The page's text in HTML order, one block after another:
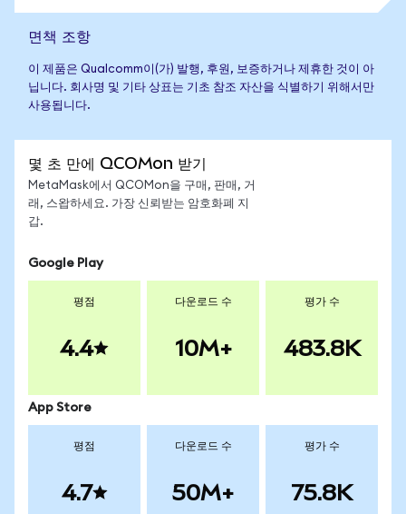
면책 조항
이 제품은 Qualcomm이(가) 발행, 후원, 보증하거나 제휴한 것이 아
닙니다. 회사명 및 기타 상표는 기초 참조 자산을 식별하기 위해서만
사용됩니다.
몇 초 만에 QCOMon 받기
MetaMask에서 QCOMon을 구매, 판매, 거
래, 스왑하세요. 가장 신뢰받는 암호화폐 지
갑.
Google Play
평점
4.4
다운로드 수
10M+
평가 수
483.8K
App Store
평점
4.7
다운로드 수
50M+
평가 수
75.8K